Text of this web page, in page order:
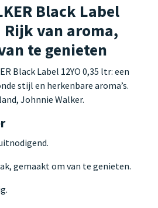
Black Label
Rijk van aroma,
te genieten
Black Label 12YO 0,35 ltr: een
stijl en herkenbare aroma’s.
Johnnie Walker.
gemaakt om van te genieten.